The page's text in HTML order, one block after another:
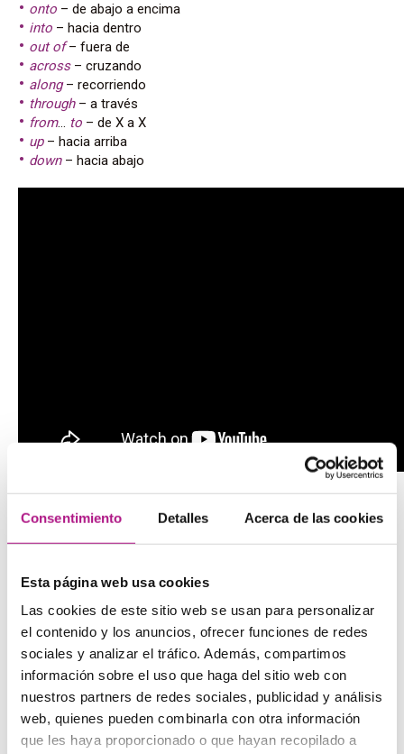
Consentimiento Detalles Acerca de las cookies
Esta página web usa cookies
Las cookies de este sitio web se usan para personalizar
el contenido y los anuncios, ofrecer funciones de redes
sociales y analizar el tráfico. Además, compartimos
información sobre el uso que haga del sitio web con
nuestros partners de redes sociales, publicidad y análisis
web, quienes pueden combinarla con otra información
que les haya proporcionado o que hayan recopilado a
onto – de abajo a encima
into – hacia dentro
out of– fuera de
across– cruzando
along– recorriendo
through– a través
from… to – de X a X
up– hacia arriba
down– hacia abajo
IN AT ON
in, at y on. Por eso las vamos a tratar en un apartado
aparte. Expresan posición en el tiempo o en un lugar.
IN
Se traduce por dentro de, en. Y se usa para posicionar un
objeto o algo dentro de otro continente cerrado. También
se usa para indicar localización geográfica.
I live in Barcelona – Vivo en Barcelona (localización
geográfica)